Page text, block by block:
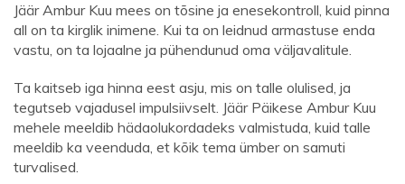
Jäär Ambur Kuu mees on tõsine ja enesekontroll, kuid pinna
all on ta kirglik inimene. Kui ta on leidnud armastuse enda
vastu, on ta lojaalne ja pühendunud oma väljavalitule.
Ta kaitseb iga hinna eest asju, mis on talle olulised, ja
tegutseb vajadusel impulsiivselt. Jäär Päikese Ambur Kuu
mehele meeldib hädaolukordadeks valmistuda, kuid talle
meeldib ka veenduda, et kõik tema ümber on samuti
turvalised.